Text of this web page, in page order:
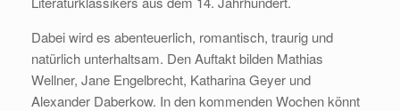
Dabei wird es abenteuerlich, romantisch, traurig und
natürlich unterhaltsam. Den Auftakt bilden Mathias
Wellner, Jane Engelbrecht, Katharina Geyer und
Alexander Daberkow. In den kommenden Wochen könnt